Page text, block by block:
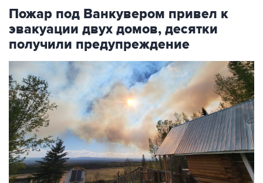
Пожар под Ванкувером привел к
эвакуации двух домов, десятки
получили предупреждение